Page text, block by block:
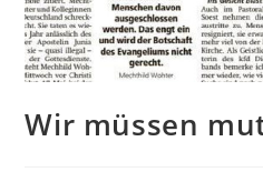
Wir müssen